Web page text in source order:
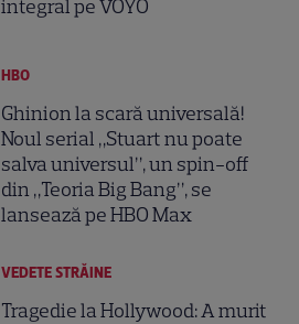
integral pe VOYO
HBO
Ghinion la scară universală!
Noul serial „Stuart nu poate
salva universul”, un spin-off
din „Teoria Big Bang”, se
lansează pe HBO Max
VEDETE STRĂINE
Tragedie la Hollywood: A murit